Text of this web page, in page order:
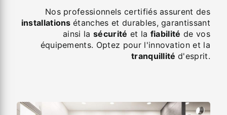
Nos professionnels certifiés assurent des
installationsétanches et durables, garantissant
ainsi lasécurité et la fiabilité de vos
équipements. Optez pour l'innovation et la
tranquillitéd'esprit.